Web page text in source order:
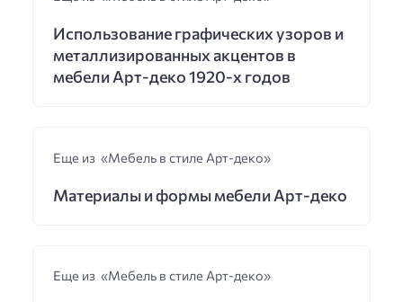
Использование графических узоров и
металлизированных акцентов в
мебели Арт-деко 1920-х годов
Еще из «Мебель в стиле Арт-деко»
Материалы и формы мебели Арт-деко
Еще из «Мебель в стиле Арт-деко»